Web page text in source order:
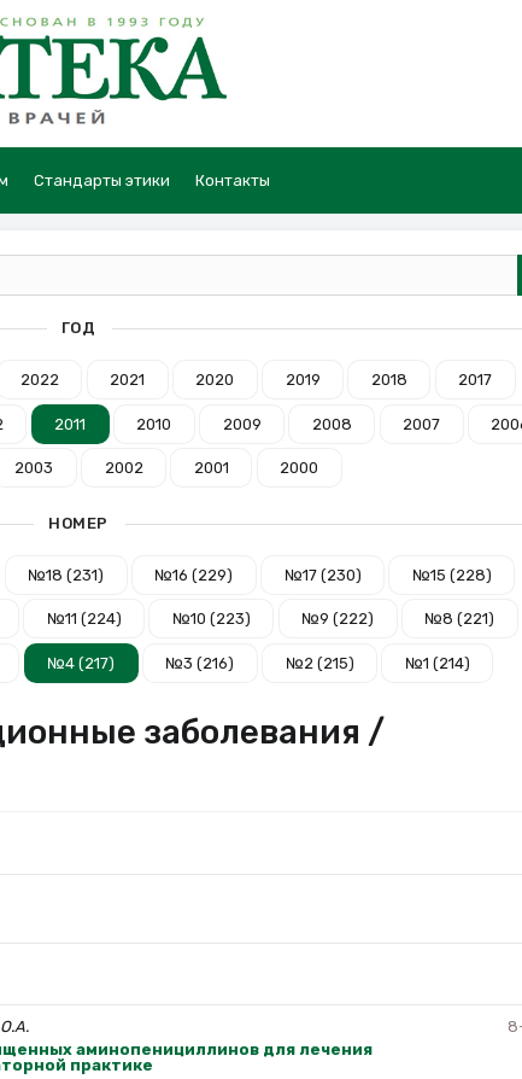
Стандарты этики Контакты
ГОД
2022 2021 2020 2019 2018 2017
2011 2010 2009 2008 2007
2003 2002 2001 2000
НОМЕР
№18 (231) №16 (229) №17 (230) №15 (228)
№11 (224) №10 (223) №9 (222) №8 (221)
№4 (217) №3 (216) №2 (215) №1 (214)
заболевания /
аминопенициллинов для лечения
практике